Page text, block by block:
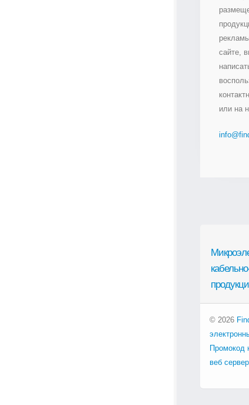
сайте,
или на
© 2026
Промокод
веб